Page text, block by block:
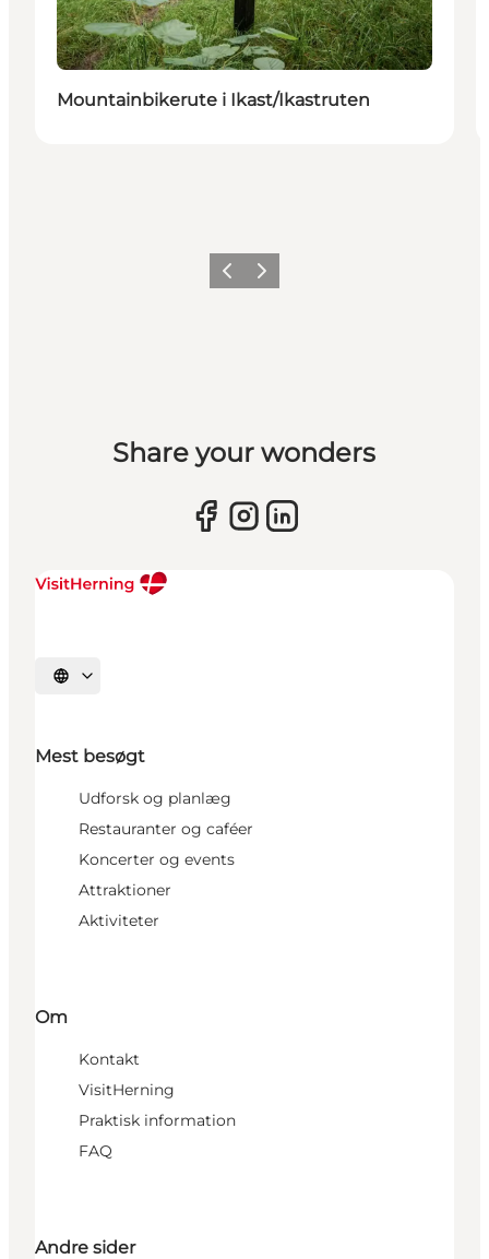
Mountainbikerute i Ikast/Ikastruten
Forrige billede
Næste billede
Share your wonders
Vælg sprog
Mest besøgt
Udforsk og planlæg
Restauranter og caféer
Koncerter og events
Attraktioner
Aktiviteter
Om
Kontakt
VisitHerning
Praktisk information
FAQ
Andre sider